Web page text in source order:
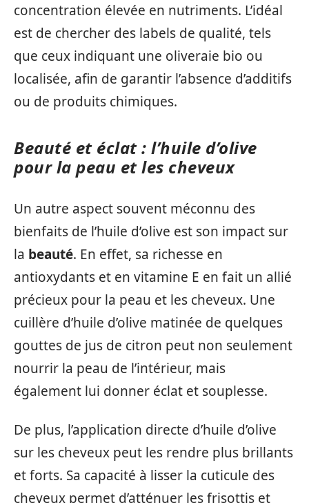
concentration élevée en nutriments. L’idéal
est de chercher des labels de qualité, tels
que ceux indiquant une oliveraie bio ou
localisée, afin de garantir l’absence d’additifs
ou de produits chimiques.
Beauté et éclat : l’huile d’olive
pour la peau et les cheveux
Un autre aspect souvent méconnu des
bienfaits de l’huile d’olive est son impact sur
la beauté. En effet, sa richesse en
antioxydants et en vitamine E en fait un allié
précieux pour la peau et les cheveux. Une
cuillère d’huile d’olive matinée de quelques
gouttes de jus de citron peut non seulement
nourrir la peau de l’intérieur, mais
également lui donner éclat et souplesse.
De plus, l’application directe d’huile d’olive
sur les cheveux peut les rendre plus brillants
et forts. Sa capacité à lisser la cuticule des
cheveux permet d’atténuer les frisottis et